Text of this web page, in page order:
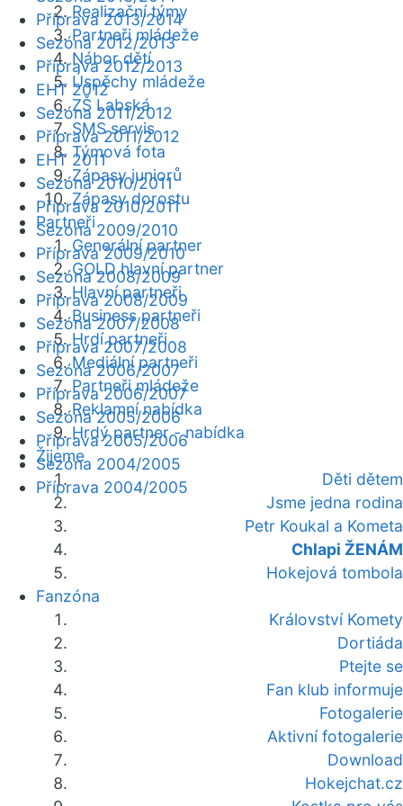
Realizační týmy
Partneři mládeže
Nábor dětí
Úspěchy mládeže
ZŠ Labská
SMS servis
Týmová fota
Zápasy juniorů
Zápasy dorostu
Partneři
Generální partner
GOLD hlavní partner
Hlavní partneři
Business partneři
Hrdí partneři
Mediální partneři
Partneři mládeže
Reklamní nabídka
Hrdý partner - nabídka
Žijeme
Děti dětem
Jsme jedna rodina
Petr Koukal a Kometa
Chlapi ŽENÁM
Hokejová tombola
Fanzóna
Království Komety
Dortiáda
Ptejte se
Fan klub informuje
Fotogalerie
Aktivní fotogalerie
Download
Hokejchat.cz
Příprava 2013/2014
Sezóna 2012/2013
Příprava 2012/2013
EHT 2012
Sezóna 2011/2012
Příprava 2011/2012
EHT 2011
Sezóna 2010/2011
Příprava 2010/2011
Sezóna 2009/2010
Příprava 2009/2010
Sezóna 2008/2009
Příprava 2008/2009
Sezóna 2007/2008
Příprava 2007/2008
Sezóna 2006/2007
Příprava 2006/2007
Sezóna 2005/2006
Příprava 2005/2006
Sezóna 2004/2005
Příprava 2004/2005